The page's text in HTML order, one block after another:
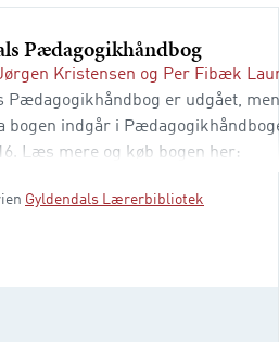
Pædagogikhåndbog
Kristensen og Per Fibæk
Pædagogikhåndbog er udgået,
bogen indgår i
Læs mere og køb bogen her:
Gyldendals Lærerbibliotek